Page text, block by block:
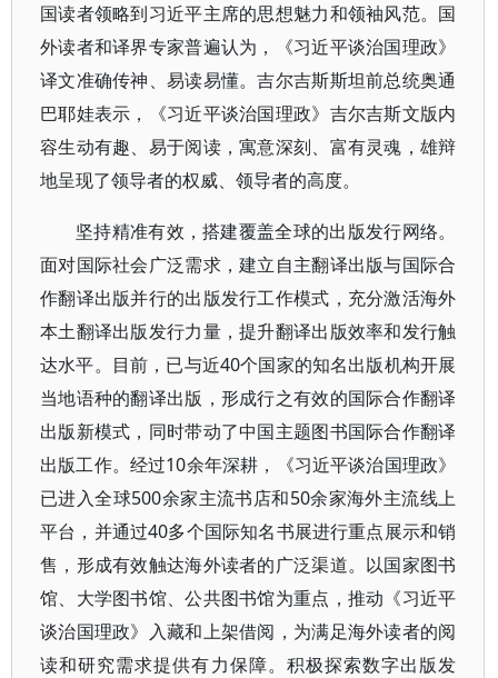
国读者领略到习近平主席的思想魅力和领袖风范。国
外读者和译界专家普遍认为，《习近平谈治国理政》
译文准确传神、易读易懂。吉尔吉斯斯坦前总统奥通
巴耶娃表示，《习近平谈治国理政》吉尔吉斯文版内
容生动有趣、易于阅读，寓意深刻、富有灵魂，雄辩
地呈现了领导者的权威、领导者的高度。
坚持精准有效，搭建覆盖全球的出版发行网络。
面对国际社会广泛需求，建立自主翻译出版与国际合
作翻译出版并行的出版发行工作模式，充分激活海外
本土翻译出版发行力量，提升翻译出版效率和发行触
达水平。目前，已与近40个国家的知名出版机构开展
当地语种的翻译出版，形成行之有效的国际合作翻译
出版新模式，同时带动了中国主题图书国际合作翻译
出版工作。经过10余年深耕，《习近平谈治国理政》
已进入全球500余家主流书店和50余家海外主流线上
平台，并通过40多个国际知名书展进行重点展示和销
售，形成有效触达海外读者的广泛渠道。以国家图书
馆、大学图书馆、公共图书馆为重点，推动《习近平
谈治国理政》入藏和上架借阅，为满足海外读者的阅
读和研究需求提供有力保障。积极探索数字出版发